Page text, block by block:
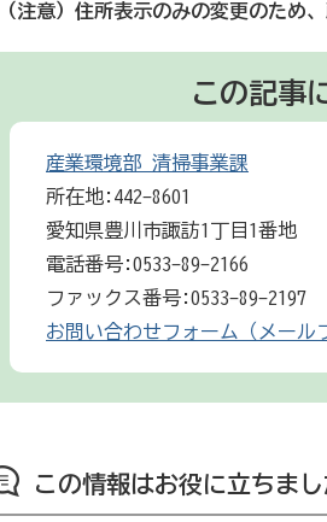
（注意）住所表示のみの変更のため
この記事
産業環境部 清掃事業課
所在地:442-8601
愛知県豊川市諏訪1丁目1番地
電話番号:0533-89-2166
ファックス番号:0533-89-2197
お問い合わせフォーム（メール
この情報はお役に立ちまし